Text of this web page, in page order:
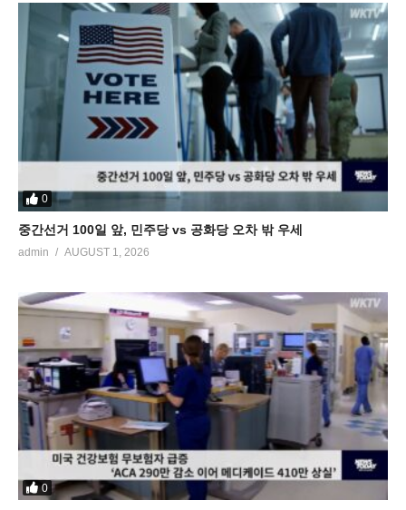
0
중간선거 100일 앞, 민주당 vs 공화당 오차 밖 우세
admin AUGUST 1, 2026
0